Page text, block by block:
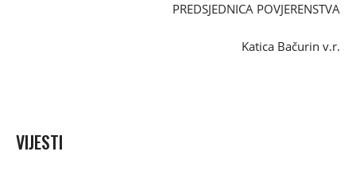
PREDSJEDNICA POVJERENSTVA
Katica Bačurin v.r.
VIJESTI